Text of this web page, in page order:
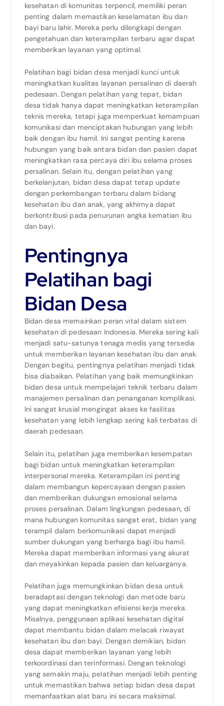
kesehatan di komunitas terpencil, memiliki peran
penting dalam memastikan keselamatan ibu dan
bayi baru lahir. Mereka perlu dilengkapi dengan
pengetahuan dan keterampilan terbaru agar dapat
memberikan layanan yang optimal.
Pelatihan bagi bidan desa menjadi kunci untuk
meningkatkan kualitas layanan persalinan di daerah
pedesaan. Dengan pelatihan yang tepat, bidan
desa tidak hanya dapat meningkatkan keterampilan
teknis mereka, tetapi juga memperkuat kemampuan
komunikasi dan menciptakan hubungan yang lebih
baik dengan ibu hamil. Ini sangat penting karena
hubungan yang baik antara bidan dan pasien dapat
meningkatkan rasa percaya diri ibu selama proses
persalinan. Selain itu, dengan pelatihan yang
berkelanjutan, bidan desa dapat tetap update
dengan perkembangan terbaru dalam bidang
kesehatan ibu dan anak, yang akhirnya dapat
berkontribusi pada penurunan angka kematian ibu
dan bayi.
Pentingnya
Pelatihan bagi
Bidan Desa
Bidan desa memainkan peran vital dalam sistem
kesehatan di pedesaan Indonesia. Mereka sering kali
menjadi satu-satunya tenaga medis yang tersedia
untuk memberikan layanan kesehatan ibu dan anak.
Dengan begitu, pentingnya pelatihan menjadi tidak
bisa diabaikan. Pelatihan yang baik memungkinkan
bidan desa untuk mempelajari teknik terbaru dalam
manajemen persalinan dan penanganan komplikasi.
Ini sangat krusial mengingat akses ke fasilitas
kesehatan yang lebih lengkap sering kali terbatas di
daerah pedesaan.
Selain itu, pelatihan juga memberikan kesempatan
bagi bidan untuk meningkatkan keterampilan
interpersonal mereka. Keterampilan ini penting
dalam membangun kepercayaan dengan pasien
dan memberikan dukungan emosional selama
proses persalinan. Dalam lingkungan pedesaan, di
mana hubungan komunitas sangat erat, bidan yang
terampil dalam berkomunikasi dapat menjadi
sumber dukungan yang berharga bagi ibu hamil.
Mereka dapat memberikan informasi yang akurat
dan meyakinkan kepada pasien dan keluarganya.
Pelatihan juga memungkinkan bidan desa untuk
beradaptasi dengan teknologi dan metode baru
yang dapat meningkatkan efisiensi kerja mereka.
Misalnya, penggunaan aplikasi kesehatan digital
dapat membantu bidan dalam melacak riwayat
kesehatan ibu dan bayi. Dengan demikian, bidan
desa dapat memberikan layanan yang lebih
terkoordinasi dan terinformasi. Dengan teknologi
yang semakin maju, pelatihan menjadi lebih penting
untuk memastikan bahwa setiap bidan desa dapat
memanfaatkan alat baru ini secara maksimal.